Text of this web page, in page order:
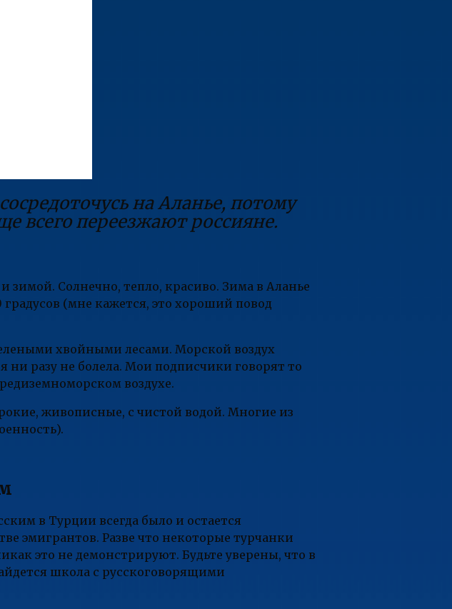
на Аланье, потому
всего переезжают россияне.
Солнечно, тепло, красиво. Зима в Аланье
(мне кажется, это хороший повод
хвойными лесами. Морской воздух
ни разу не болела. Мои подписчики говорят то
воздухе.
живописные, с чистой водой. Многие из
в Турции всегда было и остается
эмигрантов. Разве что некоторые турчанки
это не демонстрируют. Будьте уверены, что в
школа с русскоговорящими